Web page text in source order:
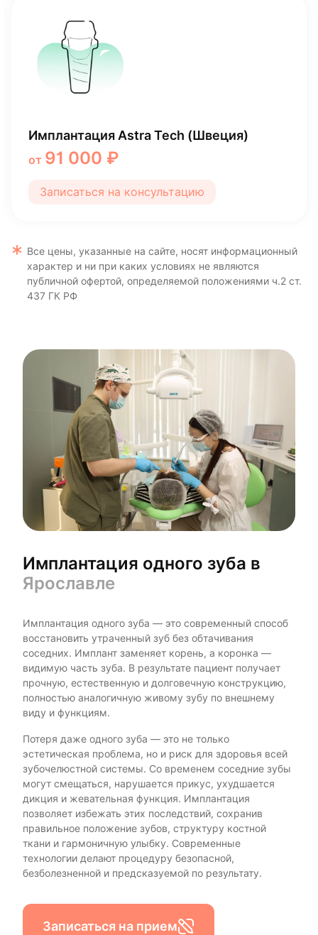
Имплантация Osstem (Южная Корея)
от 39 990 ₽
Записаться на консультацию
Все цены, указанные на сайте, носят информационный
характер и ни при каких условиях не являются
публичной офертой, определяемой положениями ч.2 ст.
437 ГК РФ
Имплантация одного зуба в
Ярославле
Имплантация одного зуба — это современный способ
восстановить утраченный зуб без обтачивания
соседних. Имплант заменяет корень, а коронка —
видимую часть зуба. В результате пациент получает
прочную, естественную и долговечную конструкцию,
полностью аналогичную живому зубу по внешнему
виду и функциям.
Потеря даже одного зуба — это не только
эстетическая проблема, но и риск для здоровья всей
зубочелюстной системы. Со временем соседние зубы
могут смещаться, нарушается прикус, ухудшается
дикция и жевательная функция. Имплантация
позволяет избежать этих последствий, сохранив
правильное положение зубов, структуру костной
ткани и гармоничную улыбку. Современные
технологии делают процедуру безопасной,
безболезненной и предсказуемой по результату.
Записаться на прием